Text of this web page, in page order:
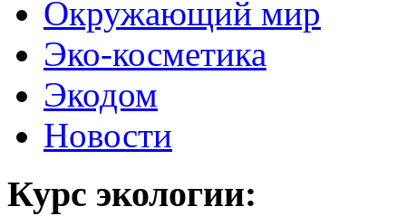
Окружающий мир
Эко-косметика
Экодом
Новости
Курс экологии: